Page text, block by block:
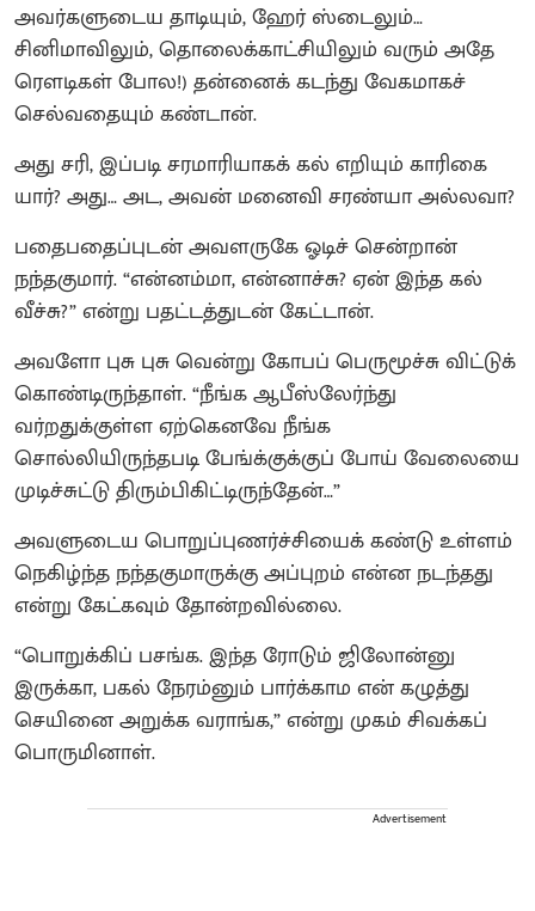
அவர்களுடைய தாடியும், ஹேர் ஸ்டைலும்…
சினிமாவிலும், தொலைக்காட்சியிலும் வரும் அதே
ரௌடிகள் போல!) தன்னைக் கடந்து வேகமாகச்
செல்வதையும் கண்டான்.
அது சரி, இப்படி சரமாரியாகக் கல் எறியும் காரிகை
யார்? அது… அட, அவன் மனைவி சரண்யா அல்லவா?
பதைபதைப்புடன் அவளருகே ஓடிச் சென்றான்
நந்தகுமார். “என்னம்மா, என்னாச்சு? ஏன் இந்த கல்
வீச்சு?” என்று பதட்டத்துடன் கேட்டான்.
அவளோ புசு புசு வென்று கோபப் பெருமூச்சு விட்டுக்
கொண்டிருந்தாள். “நீங்க ஆபீஸ்லேர்ந்து
வர்றதுக்குள்ள ஏற்கெனவே நீங்க
சொல்லியிருந்தபடி பேங்க்குக்குப் போய் வேலையை
முடிச்சுட்டு திரும்பிகிட்டிருந்தேன்…”
அவளுடைய பொறுப்புணர்ச்சியைக் கண்டு உள்ளம்
நெகிழ்ந்த நந்தகுமாருக்கு அப்புறம் என்ன நடந்தது
என்று கேட்கவும் தோன்றவில்லை.
“பொறுக்கிப் பசங்க. இந்த ரோடும் ஜிலோன்னு
இருக்கா, பகல் நேரம்னும் பார்க்காம என் கழுத்து
செயினை அறுக்க வராங்க,” என்று முகம் சிவக்கப்
பொருமினாள்.
Advertisement